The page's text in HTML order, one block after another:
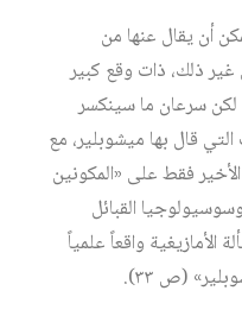
أن يقال عنها من
غير ذلك، ذات وقع كبير
لكن سرعان ما سينكسر
قال بها ميشوبلير، مع
فقط على «المكونين
القبائل
الأمازيغية واقعاً علمياً
(ص ٣٣).